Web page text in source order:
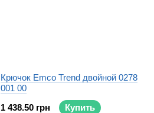
Крючок Emco Trend двойной 0278
001 00
1 438.50 грн
Купить